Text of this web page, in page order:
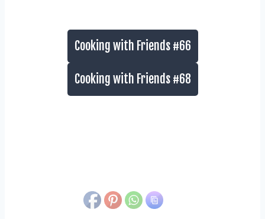
Cooking with Friends #66
Cooking with Friends #68